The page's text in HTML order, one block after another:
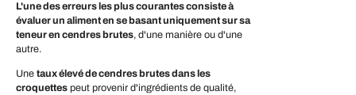
L'une des erreurs les plus courantes consiste à
évaluer un aliment en se basant uniquement sur sa
teneur en cendres brutes, d'une manière ou d'une
autre.
Une taux élevé de cendres brutes dans les
croquettes peut provenir d'ingrédients de qualité,